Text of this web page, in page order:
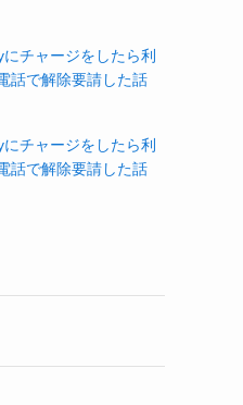
チャージをしたら利
話で解除要請した話
チャージをしたら利
話で解除要請した話